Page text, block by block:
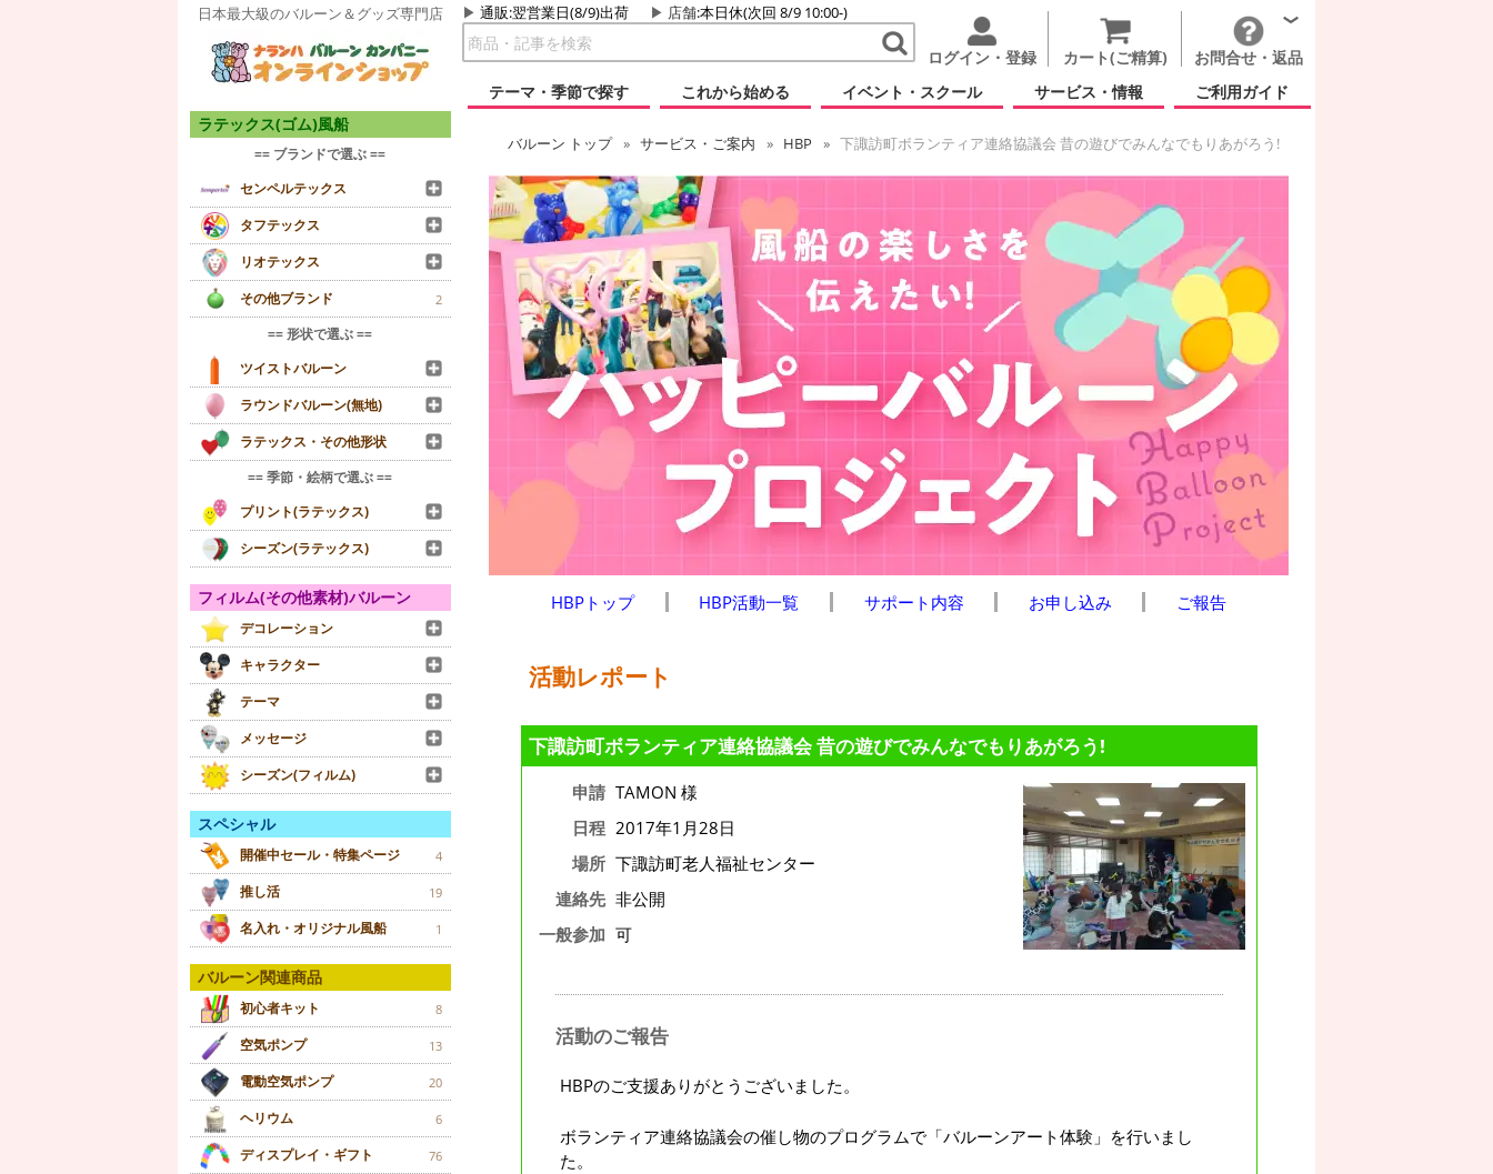
日本最大級のバルーン＆グッズ専門店 通販:翌営業日(8/9)出荷 店舗:本日休(次回 8/9 10:00-)
ログイン・登録 カート(ご精算)
お問合せ・返品
テーマ・季節で探す
これから始める イベント・スクール サービス・情報 ご利用ガイド
ラテックス(ゴム)風船
== ブランドで選ぶ ==
センペルテックス
タフテックス
リオテックス
その他ブランド
2
== 形状で選ぶ ==
ツイストバルーン
ラウンドバルーン(無地)
ラテックス・その他形状
== 季節・絵柄で選ぶ ==
プリント(ラテックス)
シーズン(ラテックス)
フィルム(その他素材)バルーン
デコレーション
キャラクター
テーマ
メッセージ
シーズン(フィルム)
スペシャル
開催中セール・特集ページ 4
推し活 19
名入れ・オリジナル風船 1
バルーン関連商品
初心者キット 8
空気ポンプ 13
電動空気ポンプ 20
ヘリウム 6
ディスプレイ・ギフト 76
バルーン トップ サービス・ご案内 HBP 下諏訪町ボランティア連絡協議会 昔の遊びでみんなでもりあがろう!
HBPトップ HBP活動一覧 サポート内容 お申し込み ご報告
活動レポート
下諏訪町ボランティア連絡協議会 昔の遊びでみんなでもりあがろう!
申請 TAMON 様
日程 2017年1月28日
場所 下諏訪町老人福祉センター
連絡先 非公開
一般参加 可
活動のご報告
HBPのご支援ありがとうございました。
ボランティア連絡協議会の催し物のプログラムで「バルーンアート体験」を行いまし
た。